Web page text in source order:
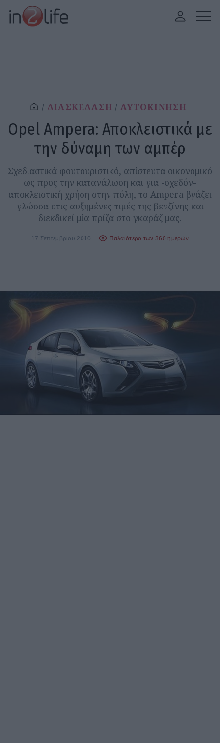
ΔΙΑΣΚΕΔΑΣΗ ΑΥΤΟΚΙΝΗΣΗ
Opel Ampera: Αποκλειστικά με
την δύναμη των αμπέρ
Σχεδιαστικά φουτουριστικό, απίστευτα οικονομικό
ως προς την κατανάλωση και για -σχεδόν-
αποκλειστική χρήση στην πόλη, το Ampera βγάζει
γλώσσα στις αυξημένες τιμές της βενζίνης και
διεκδικεί μία πρίζα στο γκαράζ μας.
17 Σεπτεμβρίου 2010 Παλαιότερο των 360 ημερών